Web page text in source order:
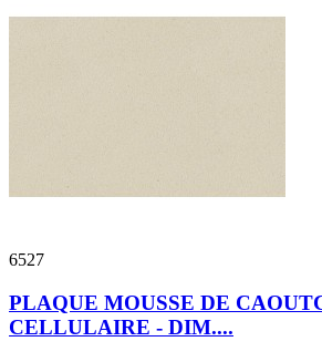
6527
PLAQUE MOUSSE DE
CELLULAIRE - DIM....